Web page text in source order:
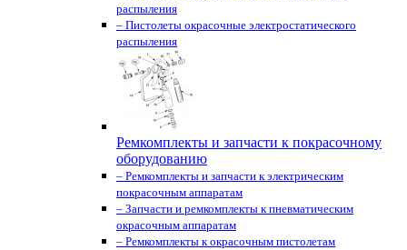
распыления
– Пистолеты окрасочные электростатического
распыления
Ремкомплекты и запчасти к покрасочному
оборудованию
– Ремкомплекты и запчасти к электрическим
покрасочным аппаратам
– Запчасти и ремкомплекты к пневматическим
окрасочным аппаратам
– Ремкомплекты к окрасочным пистолетам